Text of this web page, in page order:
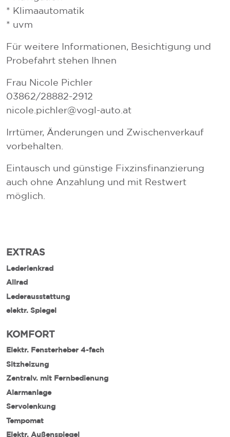
* Klimaautomatik
* uvm
Für weitere Informationen, Besichtigung und
Probefahrt stehen Ihnen
Frau Nicole Pichler
03862/28882-2912
nicole.pichler@vogl-auto.at
Irrtümer, Änderungen und Zwischenverkauf
vorbehalten.
Eintausch und günstige Fixzinsfinanzierung
auch ohne Anzahlung und mit Restwert
möglich.
EXTRAS
Lederlenkrad
Allrad
Lederausstattung
elektr. Spiegel
KOMFORT
Elektr. Fensterheber 4-fach
Sitzheizung
Zentralv. mit Fernbedienung
Alarmanlage
Servolenkung
Tempomat
Elektr. Außenspiegel